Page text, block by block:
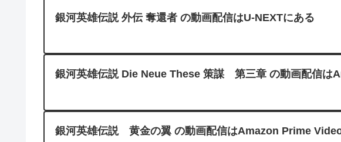
銀河英雄伝説 外伝 奪還者 の動画配信はU-NEXTにある
銀河英雄伝説 Die Neue These 策謀 第三章 の動画配信は
銀河英雄伝説 黄金の翼 の動画配信はAmazon Prime